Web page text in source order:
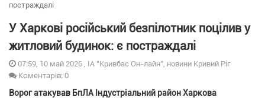
постраждалі
У Харкові російський безпілотник поцілив у
житловий будинок: є постраждалі
07:59, 10 май 2026 , ІА "Кривбас Он-лайн", новини Кривий Ріг
Коментарів: 0
Ворог атакував БпЛА Індустріальний район Харкова